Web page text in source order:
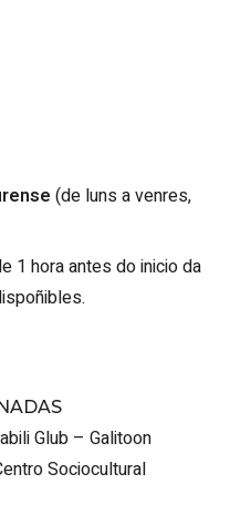
(de luns a venres,
1 hora antes do inicio da
Glub – Galitoon
Sociocultural